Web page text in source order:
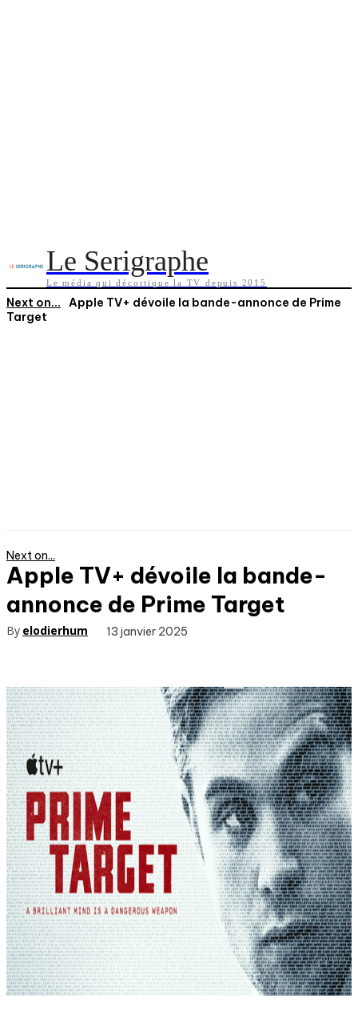
Le Serigraphe
Le média qui décortique la TV depuis 2015
Next on...
Apple TV+ dévoile la bande-annonce de Prime
Target
Next on...
Apple TV+ dévoile la bande-
annonce de Prime Target
By elodierhum 13 janvier 2025